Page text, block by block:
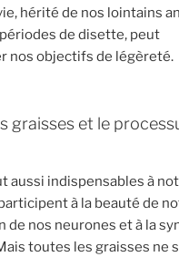
hérité de nos lointains
de disette, peut
nos objectifs de légèreté.
graisses et le
aussi indispensables à
à la beauté de
de nos neurones et à la
toutes les graisses ne